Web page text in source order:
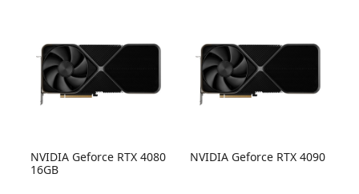
NVIDIA Geforce RTX 4080
16GB
NVIDIA Geforce RTX 4090